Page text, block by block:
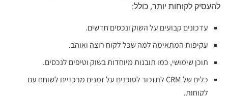
להעסיק לקוחות יותר, כולל:
עדכונים קבועים על השוק ונכסים חדשים.
עקיפות המתאימה למה שכל לקוח רוצה ואוהב.
תוכן שימושי, כמו תובנות מיוחדות בשוק וטיפים לנכסים.
כלים של CRM לתזכור לסוכנים על זמנים מרכזיים לשוחח עם
לקוחות.